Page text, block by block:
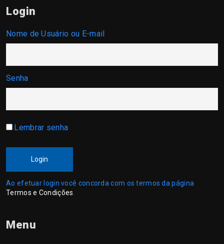
Login
Nome de Usuário ou E-mail
Senha
Lembrar senha
Login
Ao efetuar login você concorda com os termos da página
Termos e Condições
Menu